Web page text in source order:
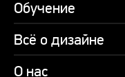
Обучение
Курсы
Пакетные
Всё о дизайне
Учебник по
О нас